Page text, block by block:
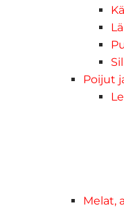
Poijut
Melat,